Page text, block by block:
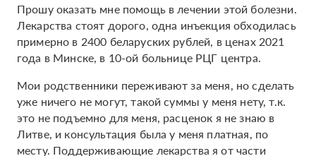
Прошу оказать мне помощь в лечении этой болезни.
Лекарства стоят дорого, одна инъекция обходилась
примерно в 2400 беларуских рублей, в ценах 2021
года в Минске, в 10-ой больнице РЦГ центра.
Мои родственники переживают за меня, но сделать
уже ничего не могут, такой суммы у меня нету, т.к.
это не подъемно для меня, расценок я не знаю в
Литве, и консультация была у меня платная, по
месту. Поддерживающие лекарства я от части